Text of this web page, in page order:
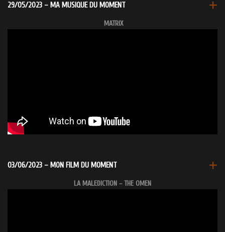
29/05/2023 – MA MUSIQUE DU MOMENT
MATRIX
03/06/2023 – MON FILM DU MOMENT
LA MALEDICTION – THE OMEN